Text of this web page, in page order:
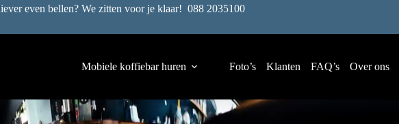
even bellen? We zitten voor je klaar! 088 2035100
Mobiele koffiebar huren Foto’s Klanten FAQ’s Over ons